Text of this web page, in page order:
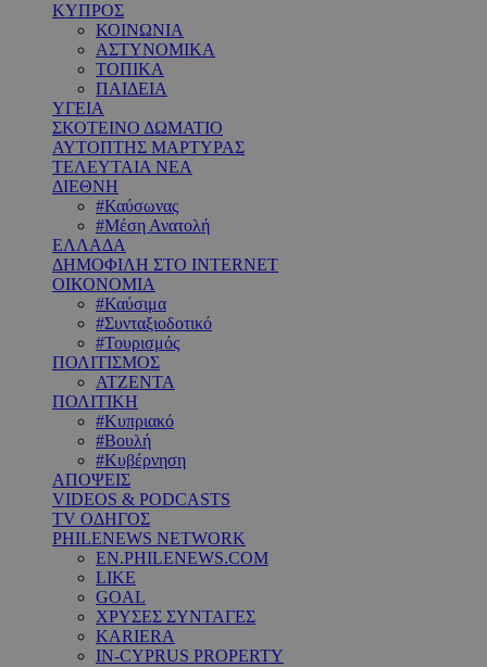
ΚΥΠΡΟΣ
ΚΟΙΝΩΝΙΑ
ΑΣΤΥΝΟΜΙΚΑ
ΤΟΠΙΚΑ
ΠΑΙΔΕΙΑ
ΥΓΕΙΑ
ΣΚΟΤΕΙΝΟ ΔΩΜΑΤΙΟ
ΑΥΤΟΠΤΗΣ ΜΑΡΤΥΡΑΣ
ΤΕΛΕΥΤΑΙΑ ΝΕΑ
ΔΙΕΘΝΗ
#Καύσωνας
#Μέση Ανατολή
ΕΛΛΑΔΑ
ΔΗΜΟΦΙΛΗ ΣΤΟ INTERNET
ΟΙΚΟΝΟΜΙΑ
#Καύσιμα
#Συνταξιοδοτικό
#Τουρισμός
ΠΟΛΙΤΙΣΜΟΣ
ΑΤΖΕΝΤΑ
ΠΟΛΙΤΙΚΗ
#Κυπριακό
#Βουλή
#Κυβέρνηση
ΑΠΟΨΕΙΣ
VIDEOS & PODCASTS
TV ΟΔΗΓΟΣ
PHILENEWS NETWORK
EN.PHILENEWS.COM
LIKE
GOAL
ΧΡΥΣΕΣ ΣΥΝΤΑΓΕΣ
KARIERA
IN-CYPRUS PROPERTY